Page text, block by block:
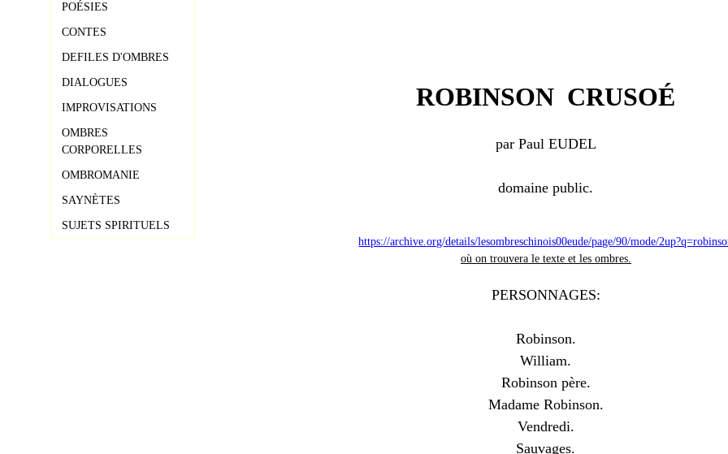
POÉSIES
CONTES
DEFILES D'OMBRES
DIALOGUES
IMPROVISATIONS
OMBRES
CORPORELLES
OMBROMANIE
SAYNÈTES
SUJETS SPIRITUELS
ROBINSON CRUSOÉ
par Paul EUDEL
domaine public.
https://archive.org/details/lesombreschinois00eude/page/90/mode/
où on trouvera le texte et les ombres.
PERSONNAGES:
Robinson.
William.
Robinson père.
Madame Robinson.
Vendredi.
Sauvages.